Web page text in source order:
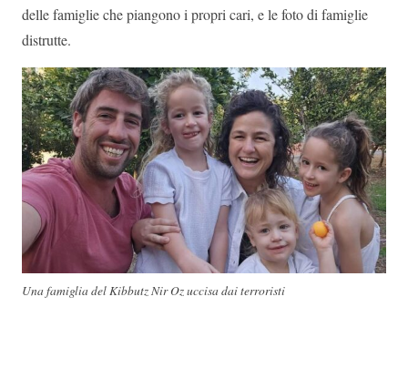
delle famiglie che piangono i propri cari, e le foto di famiglie
distrutte.
Una famiglia del Kibbutz Nir Oz uccisa dai terroristi